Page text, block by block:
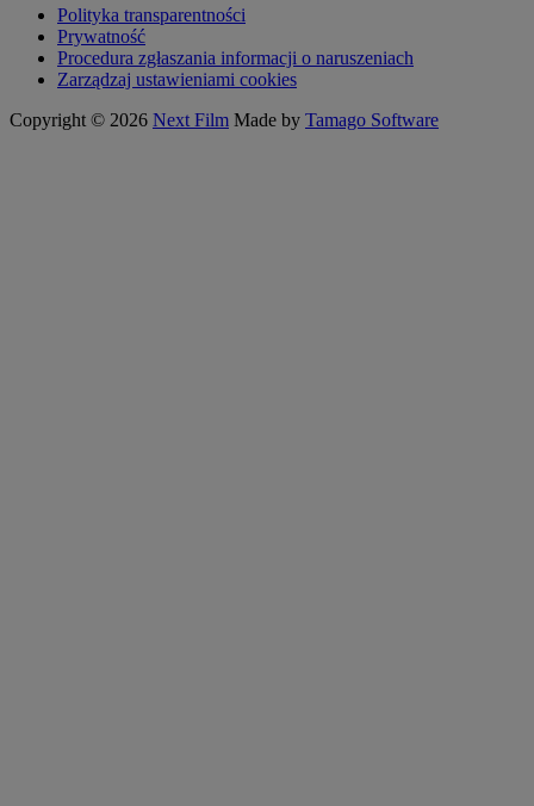
Polityka transparentności
Prywatność
Procedura zgłaszania informacji o naruszeniach
Zarządzaj ustawieniami cookies
Copyright © 2026 Next Film Made by Tamago Software